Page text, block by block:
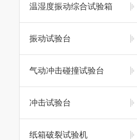
温湿度振动综合试验箱
振动试验台
气动冲击碰撞试验台
冲击试验台
纸箱破裂试验机